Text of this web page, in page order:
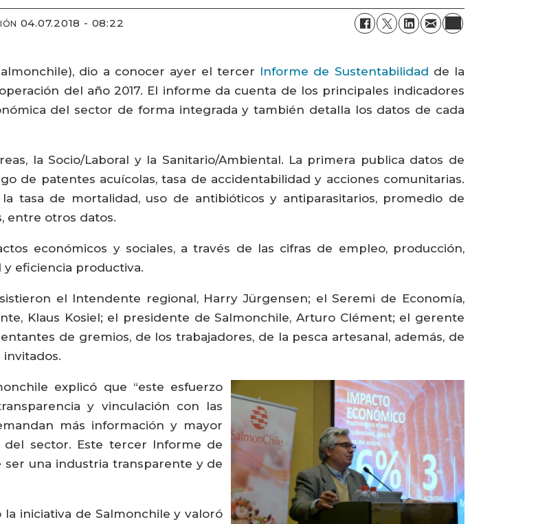
04.07.2018 - 08:22
dio a conocer ayer el tercer Informe de Sustentabilidad de la
del año 2017. El informe da cuenta de los principales indicadores
del sector de forma integrada y también detalla los datos de cada
la Socio/Laboral y la Sanitario/Ambiental. La primera publica datos de
de patentes acuícolas, tasa de accidentabilidad y acciones comunitarias.
tasa de mortalidad, uso de antibióticos y antiparasitarios, promedio de
entre otros datos.
económicos y sociales, a través de las cifras de empleo, producción,
eficiencia productiva.
el Intendente regional, Harry Jürgensen; el Seremi de Economía,
Klaus Kosiel; el presidente de Salmonchile, Arturo Clément; el gerente
de gremios, de los trabajadores, de la pesca artesanal, además, de
explicó que “este esfuerzo
y vinculación con las
más información y mayor
sector. Este tercer Informe de
una industria transparente y de
iniciativa de Salmonchile y valoró